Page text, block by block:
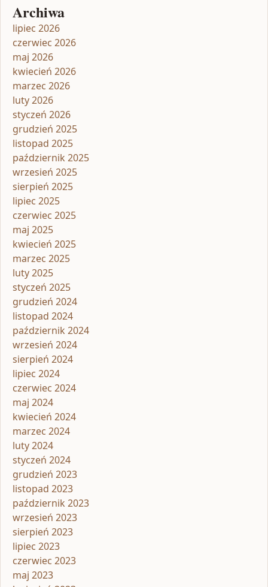
Archiwa
lipiec 2026
czerwiec 2026
maj 2026
kwiecień 2026
marzec 2026
luty 2026
styczeń 2026
grudzień 2025
listopad 2025
październik 2025
wrzesień 2025
sierpień 2025
lipiec 2025
czerwiec 2025
maj 2025
kwiecień 2025
marzec 2025
luty 2025
styczeń 2025
grudzień 2024
listopad 2024
październik 2024
wrzesień 2024
sierpień 2024
lipiec 2024
czerwiec 2024
maj 2024
kwiecień 2024
marzec 2024
luty 2024
styczeń 2024
grudzień 2023
listopad 2023
październik 2023
wrzesień 2023
sierpień 2023
lipiec 2023
czerwiec 2023
maj 2023